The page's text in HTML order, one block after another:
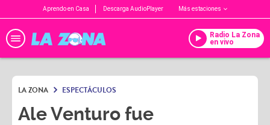
Aprendo en Casa Descarga AudioPlayer Más estaciones
Radio La Zona
en vivo
LA ZONA ESPECTÁCULOS
Ale Venturo fue